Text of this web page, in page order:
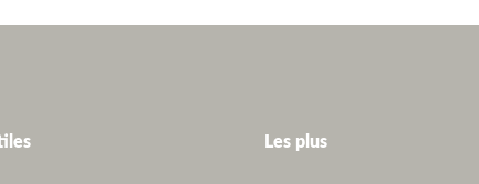
Les plus